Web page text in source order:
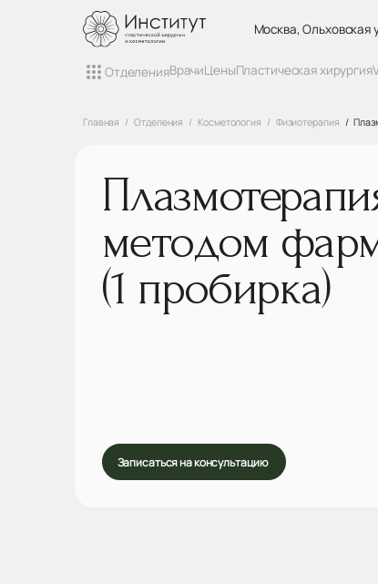
Москва, Ольховская
ОтделенияВрачиЦеныПластическая хирургия
Главная Отделения Косметология Физиотерапия
методом
(1 пробирка)
Записаться на консультацию